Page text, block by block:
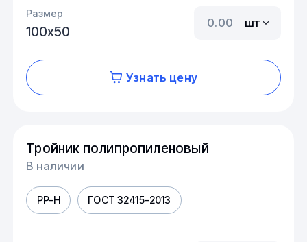
Размер
100х50
шт
Узнать цену
Тройник полипропиленовый
В наличии
PP-H ГОСТ 32415-2013